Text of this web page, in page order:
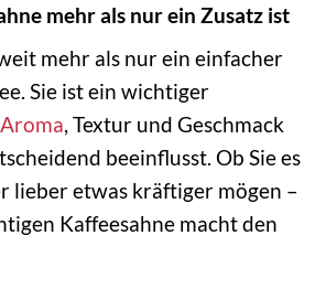
mehr als nur ein Zusatz ist
mehr als nur ein einfacher
Sie ist ein wichtiger
Aroma, Textur und Geschmack
beeinflusst. Ob Sie es
lieber etwas kräftiger mögen –
Kaffeesahne macht den